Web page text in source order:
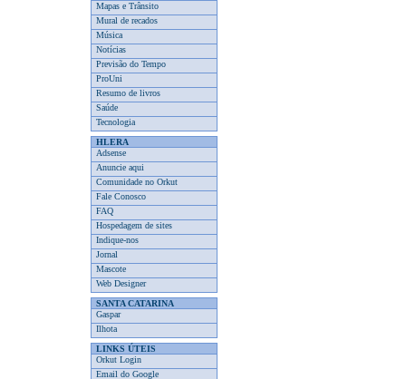
Mapas e Trânsito
Mural de recados
Música
Notícias
Previsão do Tempo
ProUni
Resumo de livros
Saúde
Tecnologia
HLERA
Adsense
Anuncie aqui
Comunidade no Orkut
Fale Conosco
FAQ
Hospedagem de sites
Indique-nos
Jornal
Mascote
Web Designer
SANTA CATARINA
Gaspar
Ilhota
LINKS ÚTEIS
Orkut Login
Email do Google